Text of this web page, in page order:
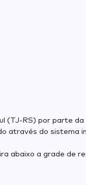
(TJ-RS) por parte da
através do sistema
abaixo a grade de